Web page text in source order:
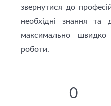
звернутися до
необхідні знання та
максимально швидко
роботи.
0